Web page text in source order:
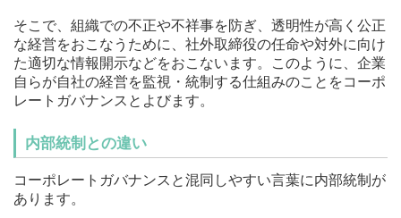
そこで、組織での不正や不祥事を防ぎ、透明性が高く公正
な経営をおこなうために、社外取締役の任命や対外に向け
た適切な情報開示などをおこないます。このように、企業
自らが自社の経営を監視・統制する仕組みのことをコーポ
レートガバナンスとよびます。
内部統制との違い
コーポレートガバナンスと混同しやすい言葉に内部統制が
あります。